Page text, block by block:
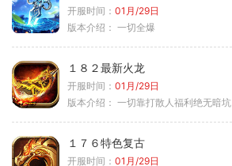
开服时间： 01月/29日
版本介绍： 一切全爆
１８２最新火龙
开服时间： 01月/29日
版本介绍： 一切靠打散人福利绝无暗坑
１７６特色复古
开服时间： 01月/29日